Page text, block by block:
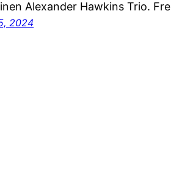
Alexander Hawkins Trio.
2024